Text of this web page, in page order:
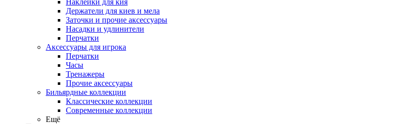
Наклейки для кия
Держатели для киев и мела
Заточки и прочие аксессуары
Насадки и удлинители
Перчатки
Аксессуары для игрока
Перчатки
Часы
Тренажеры
Прочие аксессуары
Бильярдные коллекции
Классические коллекции
Современные коллекции
Ещё